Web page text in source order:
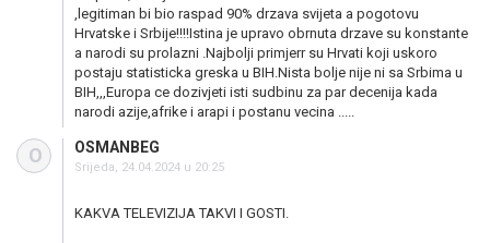
,legitiman bi bio raspad 90% drzava svijeta a pogotovu
Hrvatske i Srbije!!!!Istina je upravo obrnuta drzave su konstante
a narodi su prolazni .Najbolji primjerr su Hrvati koji uskoro
postaju statisticka greska u BIH.Nista bolje nije ni sa Srbima u
BIH,,,Europa ce dozivjeti isti sudbinu za par decenija kada
narodi azije,afrike i arapi i postanu vecina .....
O OSMANBEG
Srijeda, 24.04.2024 u 20:25
KAKVA TELEVIZIJA TAKVI I GOSTI.